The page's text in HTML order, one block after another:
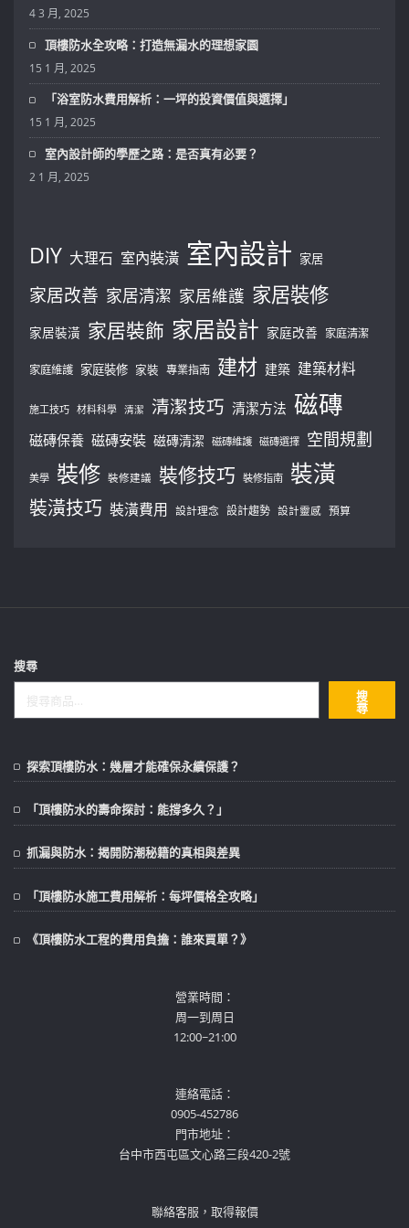
4 3 月, 2025
頂樓防水全攻略：打造無漏水的理想家園
15 1 月, 2025
「浴室防水費用解析：一坪的投資價值與選擇」
15 1 月, 2025
室內設計師的學歷之路：是否真有必要？
2 1 月, 2025
DIY 大理石 室內裝潢 室內設計 家居
家居改善 家居清潔 家居維護 家居裝修
家居裝潢 家居裝飾 家居設計 家庭改善 家庭清潔
家庭維護 家庭裝修 家裝 專業指南 建材 建築 建築材料
施工技巧 材料科學 清潔 清潔技巧 清潔方法 磁磚
磁磚保養 磁磚安裝 磁磚清潔 磁磚維護 磁磚選擇 空間規劃
美學 裝修 裝修建議 裝修技巧 裝修指南 裝潢
裝潢技巧 裝潢費用 設計理念 設計趨勢 設計靈感 預算
搜尋
搜
尋
探索頂樓防水：幾層才能確保永續保護？
「頂樓防水的壽命探討：能撐多久？」
抓漏與防水：揭開防潮秘籍的真相與差異
「頂樓防水施工費用解析：每坪價格全攻略」
《頂樓防水工程的費用負擔：誰來買單？》
營業時間：
周一到周日
12:00~21:00
連絡電話：
0905-452786
門市地址：
台中市西屯區文心路三段420-2號
聯絡客服，取得報價